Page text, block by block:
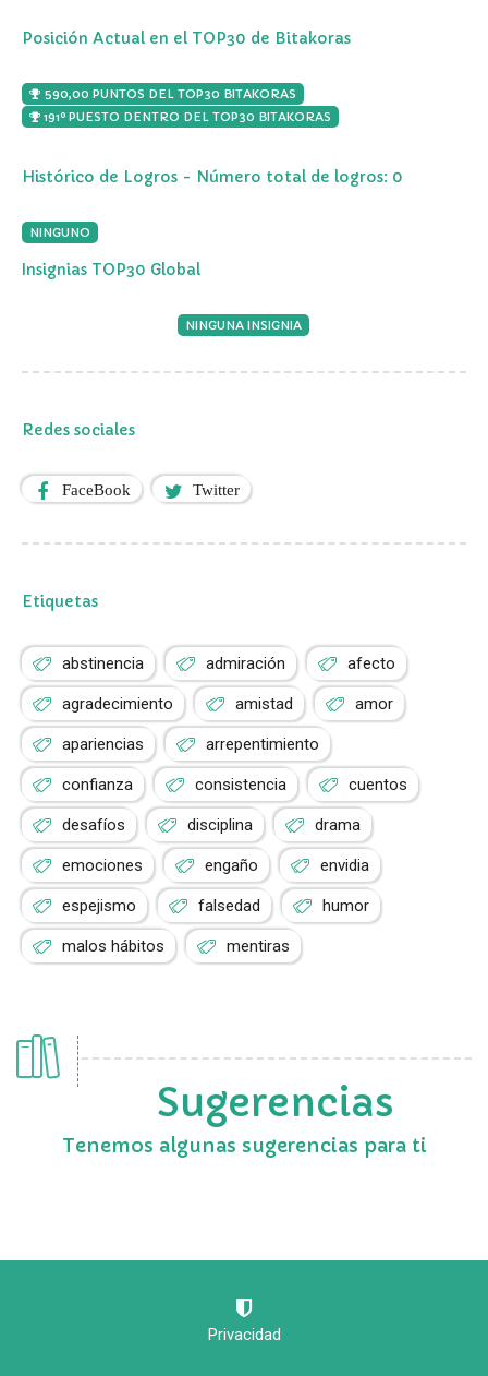
Posición Actual en el TOP30 de Bitakoras
590,00 PUNTOS DEL TOP30 BITAKORAS
191º PUESTO DENTRO DEL TOP30 BITAKORAS
Histórico de Logros - Número total de logros: 0
NINGUNO
Insignias TOP30 Global
NINGUNA INSIGNIA
Redes sociales
FaceBook Twitter
Etiquetas
abstinencia admiración afecto
agradecimiento amistad amor
apariencias arrepentimiento
confianza consistencia cuentos
desafíos disciplina drama
emociones engaño envidia
espejismo falsedad humor
malos hábitos mentiras
Sugerencias
Tenemos algunas sugerencias para ti
Privacidad